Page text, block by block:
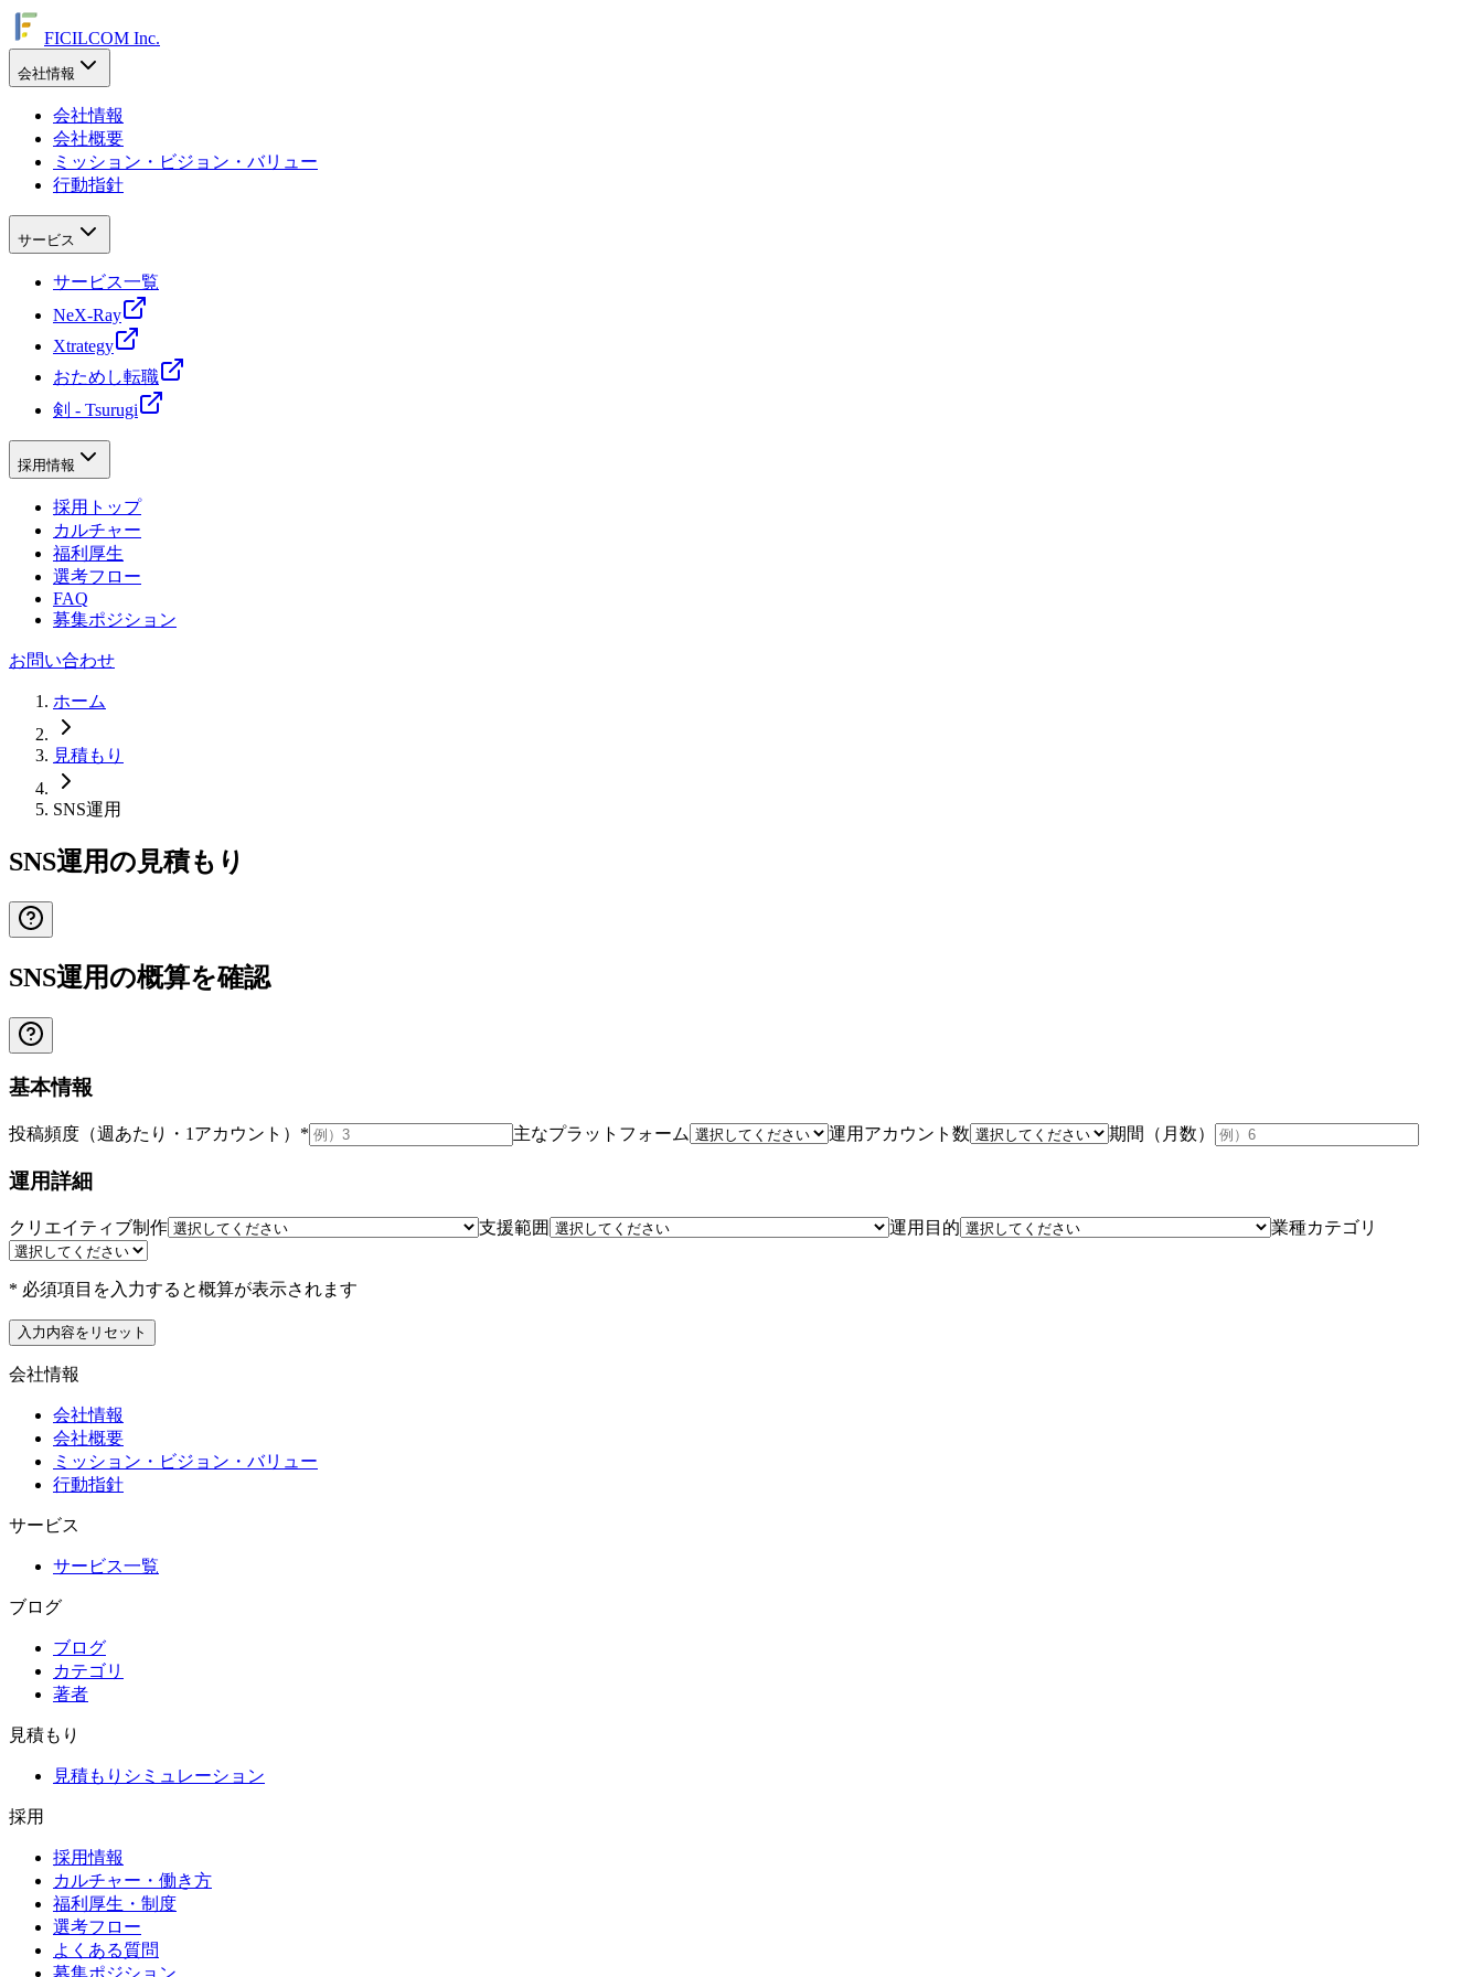
FICILCOM Inc.
会社情報
会社情報
会社概要
ミッション・ビジョン・バリュー
行動指針
サービス
サービス一覧
NeX-Ray
Xtrategy
おためし転職
剣 - Tsurugi
採用情報
採用トップ
カルチャー
福利厚生
選考フロー
FAQ
募集ポジション
お問い合わせ
ホーム
見積もり
SNS運用
SNS運用の見積もり
SNS運用の概算を確認
基本情報
投稿頻度（週あたり・1アカウント） * 主なプラットフォーム 運用アカウント数 期間（月数）
運用詳細
クリエイティブ制作 支援範囲 運用目的 業種カテゴリ
* 必須項目を入力すると概算が表示されます
入力内容をリセット
会社情報
会社情報
会社概要
ミッション・ビジョン・バリュー
行動指針
サービス
サービス一覧
ブログ
ブログ
カテゴリ
著者
見積もり
見積もりシミュレーション
採用
採用情報
カルチャー・働き方
福利厚生・制度
選考フロー
よくある質問
募集ポジション